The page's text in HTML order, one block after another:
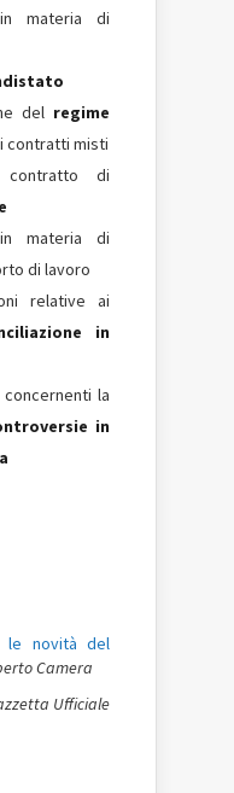
materia di
del regime
contratti misti
di
materia di
di lavoro
relative ai
in
la
in
le novità del
Camera
Ufficiale